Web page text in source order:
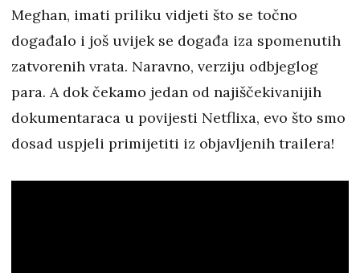
Meghan, imati priliku vidjeti što se točno
događalo i još uvijek se događa iza spomenutih
zatvorenih vrata. Naravno, verziju odbjeglog
para. A dok čekamo jedan od najiščekivanijih
dokumentaraca u povijesti Netflixa, evo što smo
dosad uspjeli primijetiti iz objavljenih trailera!